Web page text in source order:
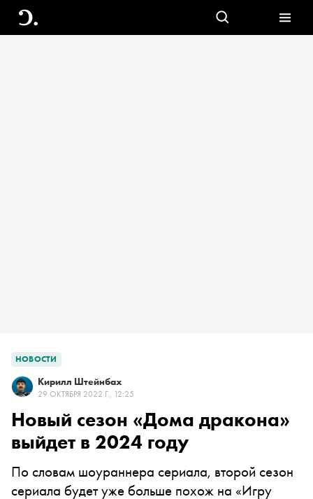
НОВОСТИ
Кирилл Штейнбах
29 ОКТЯБРЯ 2022 Г., 12:25
Новый сезон «Дома дракона»
выйдет в 2024 году
По словам шоураннера сериала, второй сезон
сериала будет уже больше похож на «Игру